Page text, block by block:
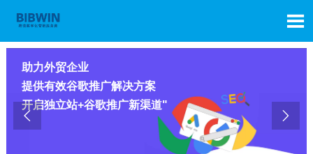

助力外贸企业
提供有效谷歌推广解决方案
开启独立站+谷歌推广新渠道"
 